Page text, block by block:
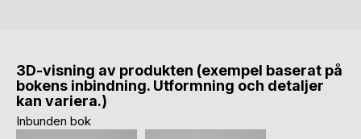
3D-visning av produkten (exempel baserat på
bokens inbindning. Utformning och detaljer
kan variera.)
Inbunden bok